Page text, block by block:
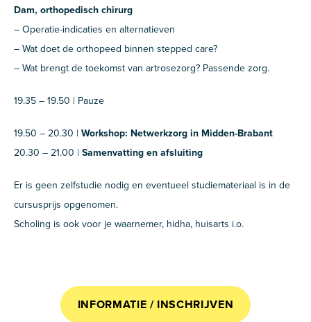
Dam, orthopedisch chirurg
– Operatie-indicaties en alternatieven
– Wat doet de orthopeed binnen stepped care?
– Wat brengt de toekomst van artrosezorg? Passende zorg.
19.35 – 19.50 | Pauze
19.50 – 20.30 | Workshop: Netwerkzorg in Midden-Brabant
20.30 – 21.00 | Samenvatting en afsluiting
Er is geen zelfstudie nodig en eventueel studiemateriaal is in de
cursusprijs opgenomen.
Scholing is ook voor je waarnemer, hidha, huisarts i.o.
INFORMATIE / INSCHRIJVEN